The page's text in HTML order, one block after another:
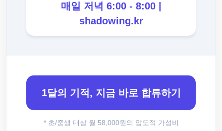
매일 저녁 6:00 - 8:00 |
shadowing.kr
1달의 기적, 지금 바로 합류하기
* 초/중생 대상 월 58,000원의 압도적 가성비